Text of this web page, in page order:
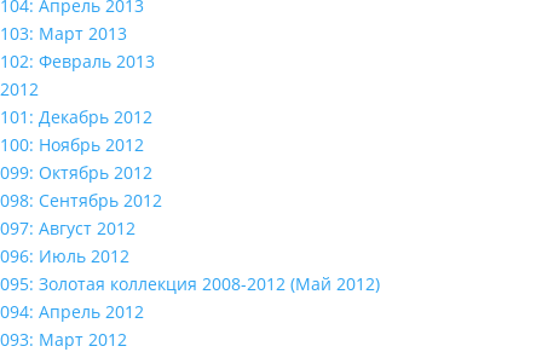
104: Апрель 2013
103: Март 2013
102: Февраль 2013
2012
101: Декабрь 2012
100: Ноябрь 2012
099: Октябрь 2012
098: Сентябрь 2012
097: Август 2012
096: Июль 2012
095: Золотая коллекция 2008-2012 (Май 2012)
094: Апрель 2012
093: Март 2012